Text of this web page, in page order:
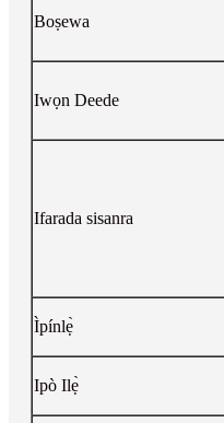
Boṣewa
Iwọn Deede
Ifarada sisanra
Ìpínlẹ̀
Ipò Ilẹ̀